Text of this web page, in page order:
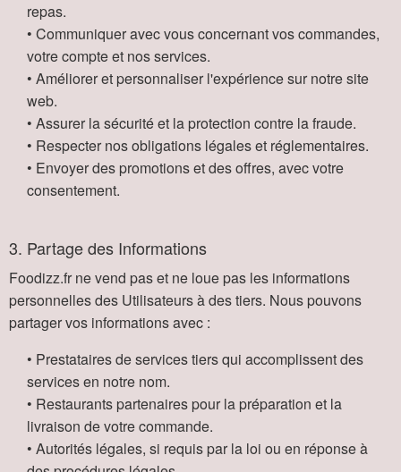
repas.
• Communiquer avec vous concernant vos commandes,
votre compte et nos services.
• Améliorer et personnaliser l'expérience sur notre site
web.
• Assurer la sécurité et la protection contre la fraude.
• Respecter nos obligations légales et réglementaires.
• Envoyer des promotions et des offres, avec votre
consentement.
3. Partage des Informations
Foodizz.fr ne vend pas et ne loue pas les informations
personnelles des Utilisateurs à des tiers. Nous pouvons
partager vos informations avec :
• Prestataires de services tiers qui accomplissent des
services en notre nom.
• Restaurants partenaires pour la préparation et la
livraison de votre commande.
• Autorités légales, si requis par la loi ou en réponse à